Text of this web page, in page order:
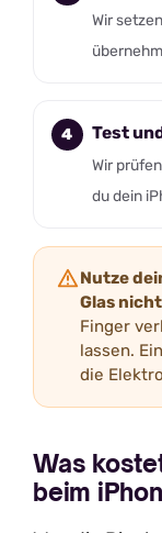
Wir
Test
Wir
du dein
Nutze
Glas
Finger
lassen.
die
Was
beim